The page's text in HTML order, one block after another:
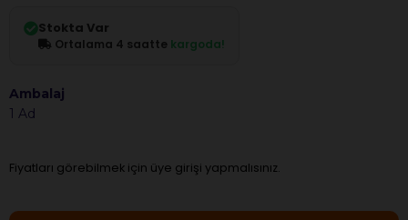
Stokta Var
Ortalama 4 saatte kargoda!
Ambalaj
1 Ad
Fiyatları görebilmek için üye girişi yapmalısınız.